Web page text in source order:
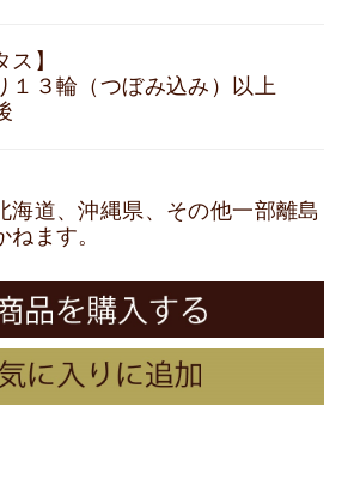
ス】
１３輪（つぼみ込み）以上
海道、沖縄県、その他一部離島
ます。